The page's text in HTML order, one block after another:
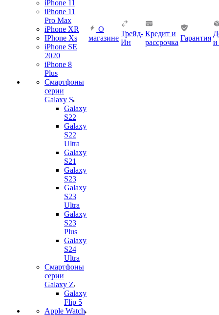
iPhone 11
iPhone 11
Pro Max
iPhone XR
IPhone Xs
iPhone SE
2020
iPhone 8
Plus
Смартфоны
серии
Galaxy S
Galaxy
S22
Galaxy
S22
Ultra
Galaxy
S21
Galaxy
S23
Galaxy
S23
Ultra
Galaxy
S23
Plus
Galaxy
S24
Ultra
Смартфоны
серии
Galaxy Z
Galaxy
Flip 5
Apple Watch
О
магазине
Трейд-
Ин
Кредит и
рассрочка
Гарантия
и